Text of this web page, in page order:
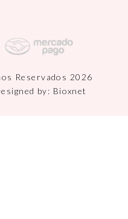
Reservados 2026
by: Bioxnet